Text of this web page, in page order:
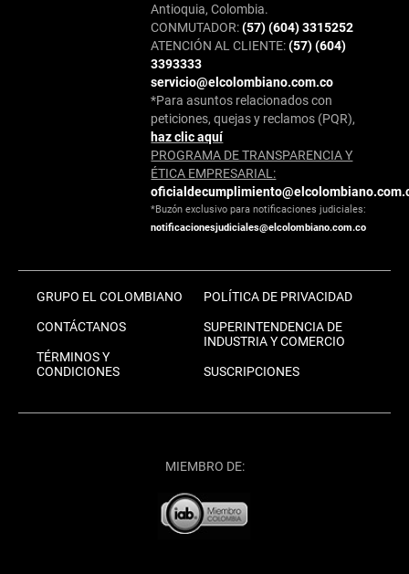
Antioquia, Colombia.
CONMUTADOR:(57) (604) 3315252
ATENCIÓN AL CLIENTE:(57) (604)
3393333
servicio@elcolombiano.com.co
*Para asuntos relacionados con
peticiones, quejas y reclamos (PQR),
haz clic aquí
PROGRAMA DE TRANSPARENCIA Y
ÉTICA EMPRESARIAL:
*Buzón exclusivo para notificaciones judiciales:
notificacionesjudiciales@elcolombiano.com.co
GRUPO EL COLOMBIANO
CONTÁCTANOS
TÉRMINOS Y
CONDICIONES
POLÍTICA DE PRIVACIDAD
SUPERINTENDENCIA DE
INDUSTRIA Y COMERCIO
SUSCRIPCIONES
MIEMBRO DE: